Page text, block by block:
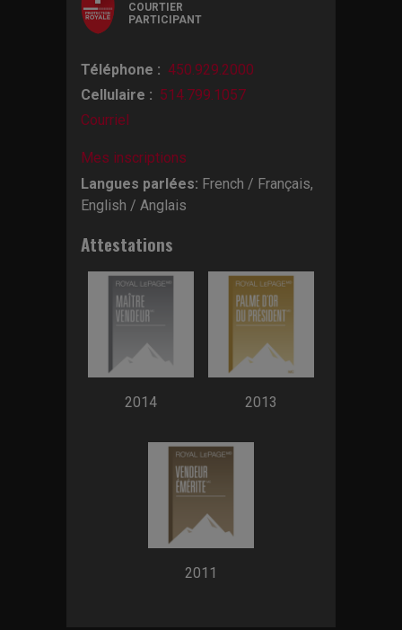
COURTIER
PARTICIPANT
Téléphone : 450.929.2000
Cellulaire : 514.799.1057
Courriel
Mes inscriptions
Langues parlées: French / Français,
English / Anglais
Attestations
2014 2013
2011